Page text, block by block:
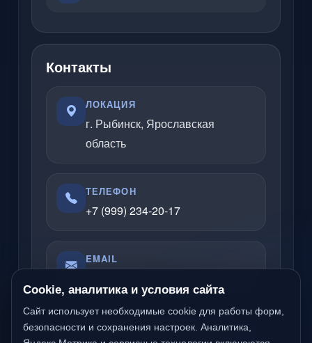
Контакты
ЛОКАЦИЯ
г. Рыбинск, Ярославская
область
ТЕЛЕФОН
+7 (999) 234-20-17
EMAIL
Отвечаю по вопросам услуг, сайтов,
Cookie, аналитика и условия сайта
Сайт использует необходимые cookie для работы форм,
безопасности и сохранения настроек. Аналитика,